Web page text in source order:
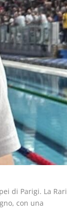
di Parigi. La Rari
con una